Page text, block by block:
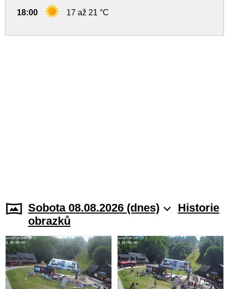
18:00 17 až 21 °C
Sobota 08.08.2026 (dnes)
Historie
obrazků